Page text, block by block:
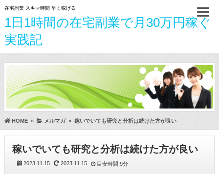
在宅副業 スキマ時間 早く稼げる
1日1時間の在宅副業で月30万円稼ぐ
実践記
HOME» メルマガ» 稼いでいても研究と分析は続けた方が良い
稼いでいても研究と分析は続けた方が良い
2023.11.15 2023.11.15 目安時間 9分